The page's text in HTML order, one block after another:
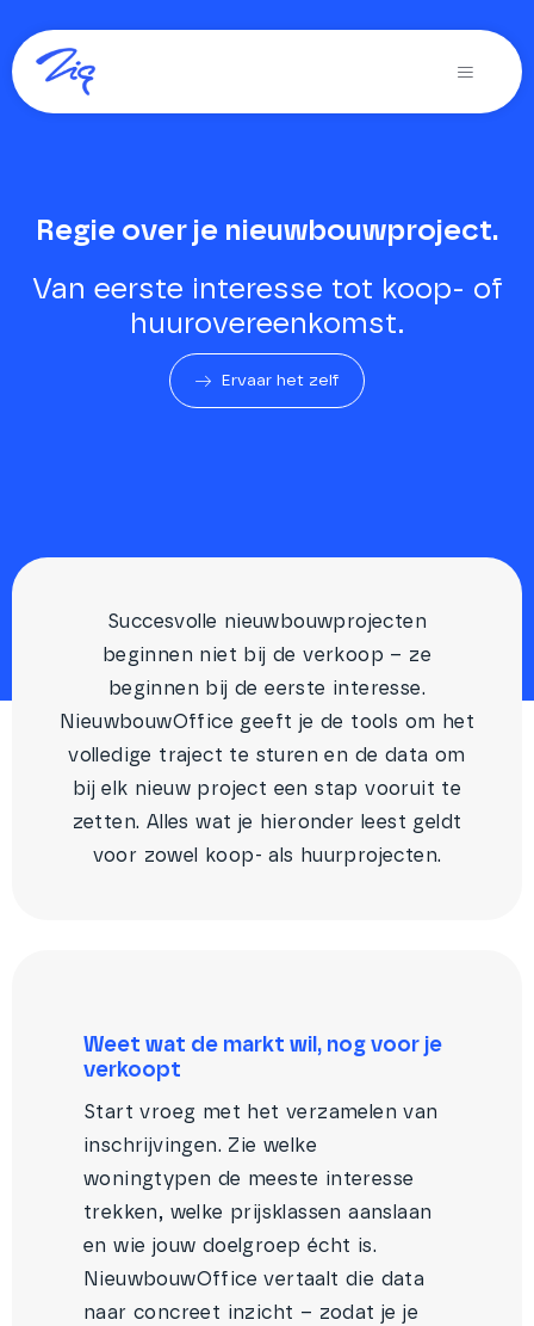
naar
inhoud
Toggle
Diensten
Regie over je nieuwbouwproject.
Van eerste interesse tot koop- of
huurovereenkomst.
Ervaar het zelf
Succesvolle nieuwbouwprojecten
beginnen niet bij de verkoop – ze
beginnen bij de eerste interesse.
NieuwbouwOffice geeft je de tools om het
volledige traject te sturen en de data om
bij elk nieuw project een stap vooruit te
zetten. Alles wat je hieronder leest geldt
voor zowel koop- als huurprojecten.
Weet wat de markt wil, nog voor je
verkoopt
Start vroeg met het verzamelen van
inschrijvingen. Zie welke
woningtypen de meeste interesse
trekken, welke prijsklassen aanslaan
en wie jouw doelgroep écht is.
NieuwbouwOffice vertaalt die data
naar concreet inzicht – zodat je je